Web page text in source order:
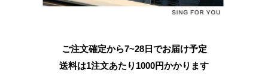
ご注文確定から7~28日でお届け予定
送料は1注文あたり 1000円かかります